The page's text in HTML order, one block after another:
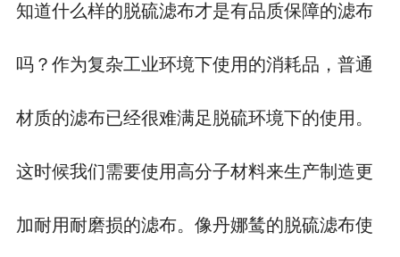
知道什么样的脱硫滤布才是有品质保障的滤布
吗？作为复杂工业环境下使用的消耗品，普通
材质的滤布已经很难满足脱硫环境下的使用。
这时候我们需要使用高分子材料来生产制造更
加耐用耐磨损的滤布。像丹娜鸶的脱硫滤布使